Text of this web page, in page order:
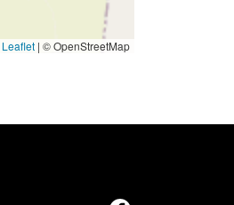
Leaflet | © OpenStreetMap